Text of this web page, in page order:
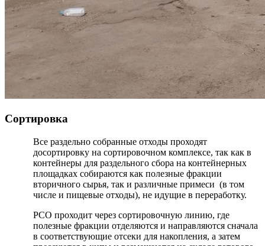
Сортировка
Все раздельно собранные отходы проходят
досортировку на сортировочном комплексе, так как в
контейнеры для раздельного сбора на контейнерных
площадках собираются как полезные фракции
вторичного сырья, так и различные примеси (в том
числе и пищевые отходы), не идущие в переработку.
РСО проходит через сортировочную линию, где
полезные фракции отделяются и направляются сначала
в соответствующие отсеки для накопления, а затем